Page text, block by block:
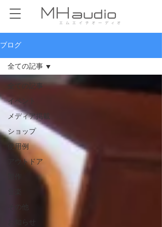
ブログ
全ての記事
イベント
メディア掲載
ショップ
使用例
アウトドア
その他
お知らせ
全ての記事